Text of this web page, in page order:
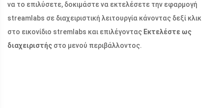
να το επιλύσετε, δοκιμάστε να εκτελέσετε την εφαρμογή
streamlabs σε διαχειριστική λειτουργία κάνοντας δεξί κλικ
στο εικονίδιο stremlabs και επιλέγοντας Εκτελέστε ως
διαχειριστής στο μενού περιβάλλοντος.